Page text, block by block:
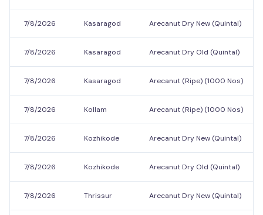
7/8/2026 Kasaragod Arecanut Dry New (Quintal)
7/8/2026 Kasaragod Arecanut Dry Old (Quintal)
7/8/2026 Kasaragod Arecanut (Ripe) (1000 Nos)
7/8/2026 Kollam Arecanut (Ripe) (1000 Nos)
7/8/2026 Kozhikode Arecanut Dry New (Quintal)
7/8/2026 Kozhikode Arecanut Dry Old (Quintal)
7/8/2026 Thrissur Arecanut Dry New (Quintal)